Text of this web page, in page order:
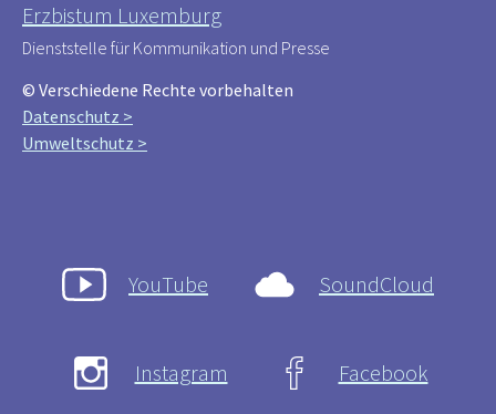
Erzbistum Luxemburg
Dienststelle für Kommunikation und Presse
© Verschiedene Rechte vorbehalten
Datenschutz >
Umweltschutz >
YouTube SoundCloud
Instagram Facebook